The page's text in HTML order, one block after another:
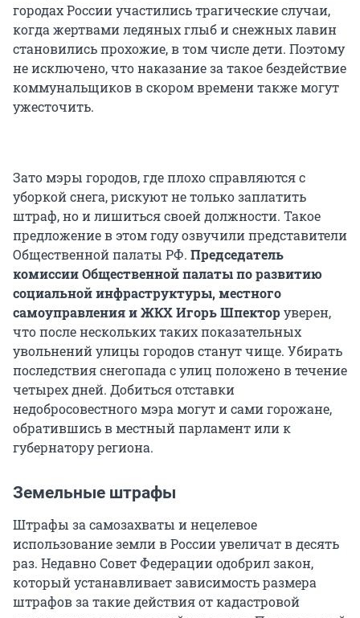
городах России участились трагические случаи,
когда жертвами ледяных глыб и снежных лавин
становились прохожие, в том числе дети. Поэтому
не исключено, что наказание за такое бездействие
коммунальщиков в скором времени также могут
ужесточить.
Зато мэры городов, где плохо справляются с
уборкой снега, рискуют не только заплатить
штраф, но и лишиться своей должности. Такое
предложение в этом году озвучили представители
Общественной палаты РФ. Председатель
комиссии Общественной палаты по развитию
социальной инфраструктуры, местного
самоуправления и ЖКХ Игорь Шпекторуверен,
что после нескольких таких показательных
увольнений улицы городов станут чище. Убирать
последствия снегопада с улиц положено в течение
четырех дней. Добиться отставки
недобросовестного мэра могут и сами горожане,
обратившись в местный парламент или к
губернатору региона.
Земельные штрафы
Штрафы за самозахваты и нецелевое
использование земли в России увеличат в десять
раз. Недавно Совет Федерации одобрил закон,
который устанавливает зависимость размера
штрафов за такие действия от кадастровой